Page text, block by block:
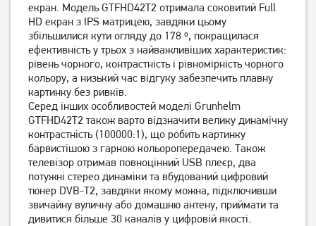
Телевізор Philips
43PUS8118/12
23 739грн
18 989грн
Телевізор OzoneHD
43FSN93T2
10 599грн
8 479грн
екран. Модель GTFHD42T2 отримала соковитий Full
HD екран з IPS матрицею, завдяки цьому
збільшилися кути огляду до 178 º, покращилася
ефективність у трьох з найважливіших характеристик:
рівень чорного, контрастність і рівномірність чорного
кольору, а низький час відгуку забезпечить плавну
картинку без ривків.
Серед інших особливостей моделі Grunhelm
GTFHD42T2 також варто відзначити велику динамічну
контрастність (100000:1), що робить картинку
барвистішою з гарною кольоропередачею. Також
телевізор отримав повноцінний USB плеєр, два
потужні стерео динаміки та вбудований цифровий
тюнер DVB-T2, завдяки якому можна, підключивши
звичайну вуличну або домашню антену, приймати та
дивитися більше 30 каналів у цифровій якості.